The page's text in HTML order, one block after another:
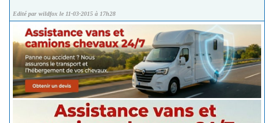
Edité par wildfox le 11-03-2015 à 17h28